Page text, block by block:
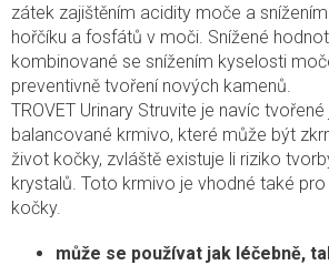
zátek zajištěním acidity moče a
hořčíku a fosfátů v moči. Snížené
kombinované se snížením kyselosti
preventivně tvoření nových kamenů.
TROVET Urinary Struvite je navíc
balancované krmivo, které může být
život kočky, zvláště existuje li riziko
krystalů. Toto krmivo je vhodné také
kočky.
může se používat jak léčebně,